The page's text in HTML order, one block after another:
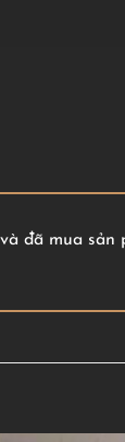
đã mua sản